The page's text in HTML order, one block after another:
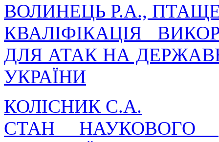
ВОЛИНЕЦЬ Р.А.,
КВАЛІФІКАЦІЯ
ДЛЯ АТАК НА
УКРАЇНИ
КОЛІСНИК С.А.
СТАН НАУКОВОГО